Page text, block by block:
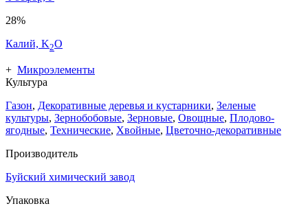
28%
Калий, K2O
+ Микроэлементы
Культура
Газон, Декоративные деревья и кустарники, Зеленые
культуры, Зернобобовые, Зерновые, Овощные, Плодово-
ягодные, Технические, Хвойные, Цветочно-декоративные
Производитель
Буйский химический завод
Упаковка